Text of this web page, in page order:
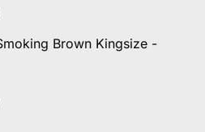
Brown Kingsize -